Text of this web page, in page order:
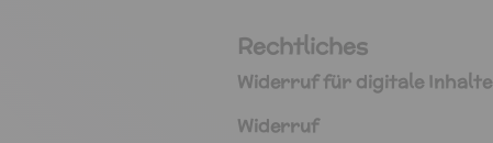
Rechtliches
Widerruf für digitale Inhalte
Widerruf